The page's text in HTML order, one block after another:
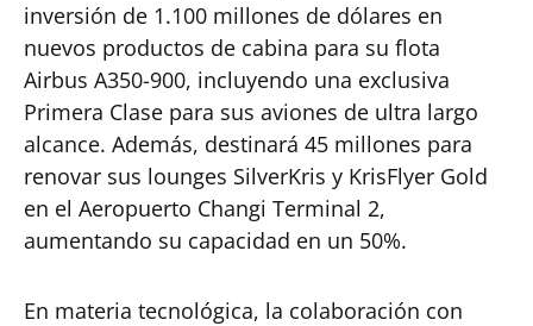
inversión de 1.100 millones de dólares en
nuevos productos de cabina para su flota
Airbus A350-900, incluyendo una exclusiva
Primera Clase para sus aviones de ultra largo
alcance. Además, destinará 45 millones para
renovar sus lounges SilverKris y KrisFlyer Gold
en el Aeropuerto Changi Terminal 2,
aumentando su capacidad en un 50%.
En materia tecnológica, la colaboración con